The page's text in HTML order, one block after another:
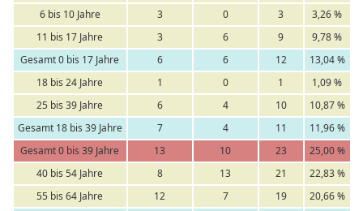
6 bis 10 Jahre
3 0 3
3,26 %
11 bis 17 Jahre
3 6 9
9,78 %
Gesamt 0 bis 17 Jahre
6 6 12
13,04 %
18 bis 24 Jahre
1 0 1
1,09 %
25 bis 39 Jahre
6 4 10
10,87 %
Gesamt 18 bis 39 Jahre
7 4 11
11,96 %
Gesamt 0 bis 39 Jahre
13 10 23
25,00 %
40 bis 54 Jahre
8 13 21
22,83 %
55 bis 64 Jahre
12 7 19
20,66 %